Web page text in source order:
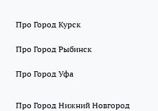
Про Город Курск
Про Город Рыбинск
Про Город Уфа
Про Город Нижний Новгород